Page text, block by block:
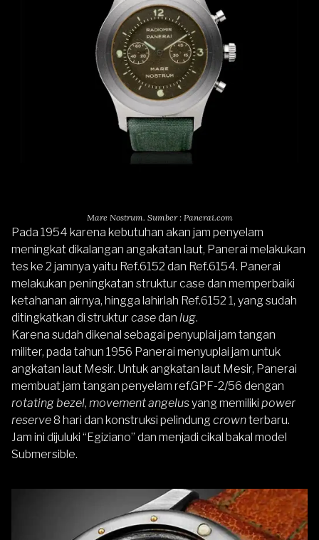
Mare Nostrum. Sumber : Panerai.com
Pada 1954 karena kebutuhan akan jam penyelam
meningkat dikalangan angakatan laut, Panerai melakukan
tes ke 2 jamnya yaitu Ref.6152 dan Ref.6154. Panerai
melakukan peningkatan struktur case dan memperbaiki
ketahanan airnya, hingga lahirlah Ref.6152 1, yang sudah
ditingkatkan di struktur casedan lug.
Karena sudah dikenal sebagai penyuplai jam tangan
militer, pada tahun 1956 Panerai menyuplai jam untuk
angkatan laut Mesir. Untuk angkatan laut Mesir, Panerai
membuat jam tangan penyelam ref.GPF-2/56 dengan
rotating bezel, movement angelusyang memiliki power
reserve8 hari dan konstruksi pelindung crownterbaru.
Jam ini dijuluki “Egiziano” dan menjadi cikal bakal model
Submersible.